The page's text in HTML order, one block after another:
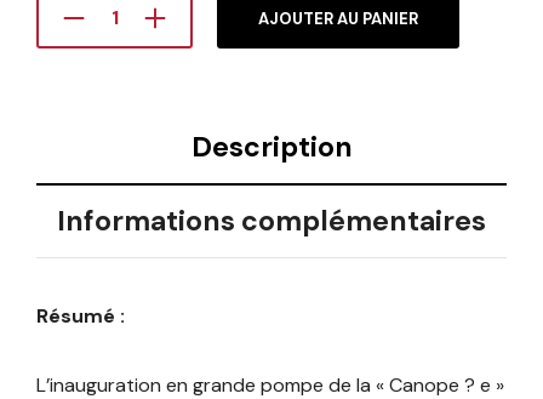
AJOUTER AU PANIER
Description
Informations complémentaires
Résumé :
L’inauguration en grande pompe de la « Canope ? e »